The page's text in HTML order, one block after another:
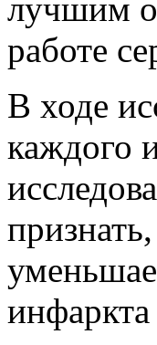
лучшим
работе
В ходе
каждого